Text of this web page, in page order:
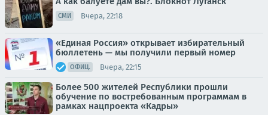
СМИ Вчера, 22:18
«Единая Россия» открывает избирательный
бюллетень — мы получили первый номер
ОФИЦ. Вчера, 22:15
Более 500 жителей Республики прошли
обучение по востребованным программам в
рамках нацпроекта «Кадры»